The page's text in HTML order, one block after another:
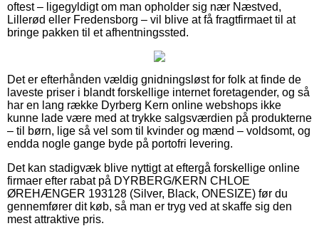
oftest – ligegyldigt om man opholder sig nær Næstved,
Lillerød eller Fredensborg – vil blive at få fragtfirmaet til at
bringe pakken til et afhentningssted.
Det er efterhånden vældig gnidningsløst for folk at finde de
laveste priser i blandt forskellige internet foretagender, og så
har en lang række Dyrberg Kern online webshops ikke
kunne lade være med at trykke salgsværdien på produkterne
– til børn, lige så vel som til kvinder og mænd – voldsomt, og
endda nogle gange byde på portofri levering.
Det kan stadigvæk blive nyttigt at eftergå forskellige online
firmaer efter rabat på DYRBERG/KERN CHLOE
ØREHÆNGER 193128 (Silver, Black, ONESIZE) før du
gennemfører dit køb, så man er tryg ved at skaffe sig den
mest attraktive pris.